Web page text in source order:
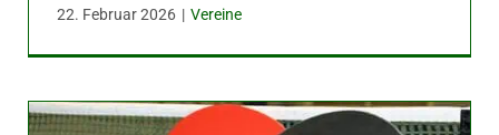
22. Februar 2026 | Vereine